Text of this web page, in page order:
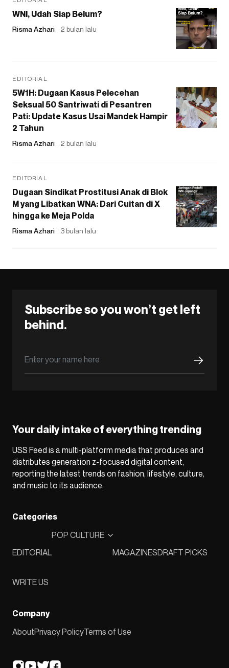
WNI, Udah Siap Belum?
Risma Azhari 2 bulan lalu
EDITORIAL
5W1H: Dugaan Kasus Pelecehan
Seksual 50 Santriwati di Pesantren
Pati: Update Kasus Usai Mandek Hampir
2 Tahun
Risma Azhari 2 bulan lalu
EDITORIAL
Dugaan Sindikat Prostitusi Anak di Blok
M yang Libatkan WNA: Dari Cuitan di X
hingga ke Meja Polda
Risma Azhari 3 bulan lalu
Subscribe so you won’t get left
behind.
Your daily intake of everything trending
USS Feed is a multi-platform media that produces and
distributes generation z-focused digital content,
reporting the latest trends on fashion, lifestyle, culture,
and music to its audience.
Categories
EDITORIAL
POP CULTURE
MAGAZINESDRAFT PICKS
WRITE US
Company
AboutPrivacy PolicyTerms of Use